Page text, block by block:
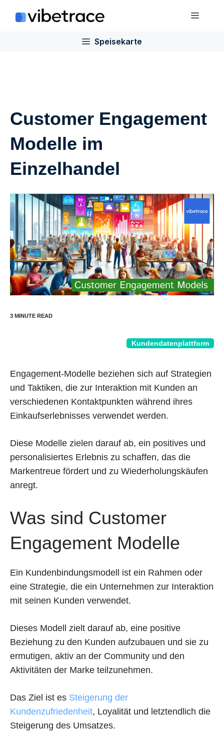
Inhalt
Speisekarte
Customer Engagement
Modelle im
Einzelhandel
Kundendatenplattform
Engagement-Modelle beziehen sich auf Strategien
und Taktiken, die zur Interaktion mit Kunden an
verschiedenen Kontaktpunkten während ihres
Einkaufserlebnisses verwendet werden.
Diese Modelle zielen darauf ab, ein positives und
personalisiertes Erlebnis zu schaffen, das die
Markentreue fördert und zu Wiederholungskäufen
anregt.
Was sind Customer
Engagement Modelle
Ein Kundenbindungsmodell ist ein Rahmen oder
eine Strategie, die ein Unternehmen zur Interaktion
mit seinen Kunden verwendet.
Dieses Modell zielt darauf ab, eine positive
Beziehung zu den Kunden aufzubauen und sie zu
ermutigen, aktiv an der Community und den
Aktivitäten der Marke teilzunehmen.
Das Ziel ist es Steigerung der
Kundenzufriedenheit, Loyalität und letztendlich die
Steigerung des Umsatzes.